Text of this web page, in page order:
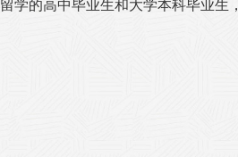
学的高中毕业生和大学本科毕业生